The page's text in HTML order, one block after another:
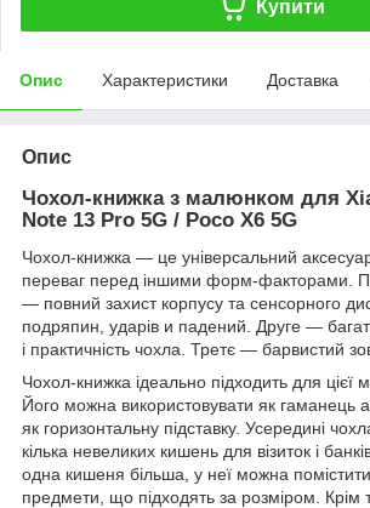
Купити
Опис Характеристики Доставка
Опис
Чохол-книжка з малюнком для
Note 13 Pro 5G / Poco X6 5G
Чохол-книжка — це універсальний
переваг перед іншими форм-факторами.
— повний захист корпусу та сенсорного
подряпин, ударів и падений. Друге —
і практичність чохла. Третє — барвистий
Чохол-книжка ідеально підходить для цієї
Його можна використовувати як гаманець
як горизонтальну підставку. Усередині
кілька невеликих кишень для візиток і
одна кишеня більша, у неї можна
предмети, що підходять за розміром. Крім